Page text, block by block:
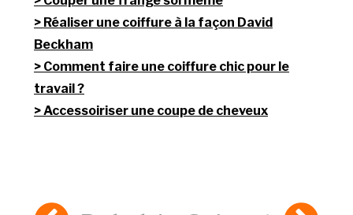
Réaliser une coiffure à la façon David
Beckham
Comment faire une coiffure chic pour le
travail ?
Accessoiriser une coupe de cheveux